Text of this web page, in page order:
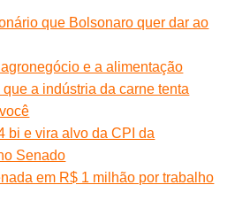
que Bolsonaro quer dar ao
e a alimentação
que a indústria da carne tenta
bi e vira alvo da CPI da
Senado
em R$ 1 milhão por trabalho